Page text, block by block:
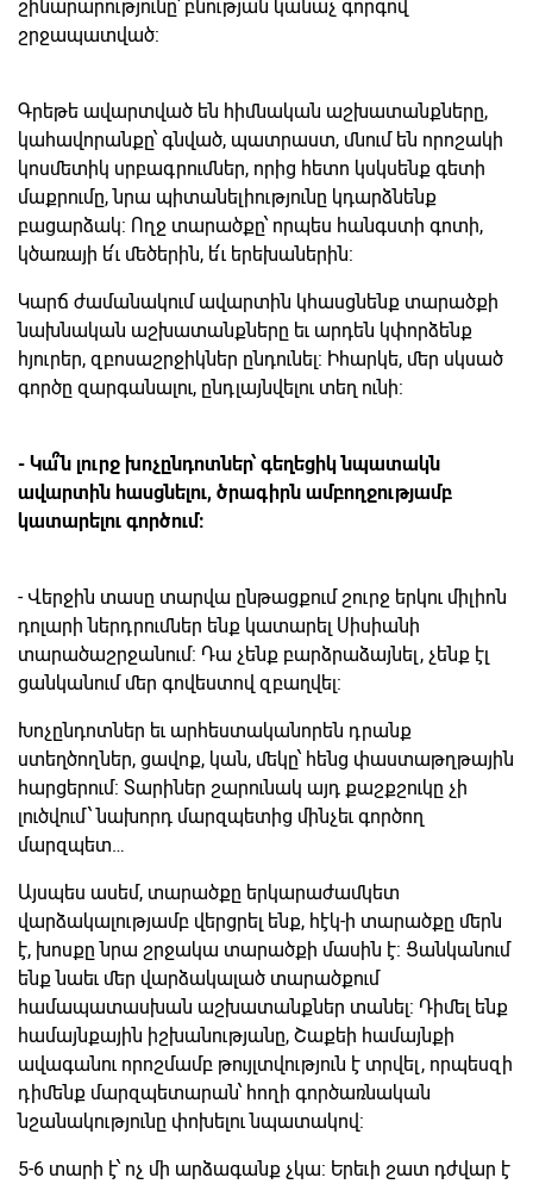
շինարարությունը՝ բնության կանաչ գորգով
շրջապատված:
Գրեթե ավարտված են հիմնական աշխատանքները,
կահավորանքը՝ գնված, պատրաստ, մնում են որոշակի
կոսմետիկ սրբագրումներ, որից հետո կսկսենք գետի
մաքրումը, նրա պիտանելիությունը կդարձնենք
բացարձակ: Ողջ տարածքը՝ որպես հանգստի գոտի,
կծառայի ե՛ւ մեծերին, ե՛ւ երեխաներին:
Կարճ ժամանակում ավարտին կհասցնենք տարածքի
նախնական աշխատանքները եւ արդեն կփորձենք
հյուրեր, զբոսաշրջիկներ ընդունել: Իհարկե, մեր սկսած
գործը զարգանալու, ընդլայնվելու տեղ ունի:
- Կա՞ն լուրջ խոչընդոտներ՝ գեղեցիկ նպատակն
ավարտին հասցնելու, ծրագիրն ամբողջությամբ
կատարելու գործում:
- Վերջին տասը տարվա ընթացքում շուրջ երկու միլիոն
դոլարի ներդրումներ ենք կատարել Սիսիանի
տարածաշրջանում: Դա չենք բարձրաձայնել, չենք էլ
ցանկանում մեր գովեստով զբաղվել:
Խոչընդոտներ եւ արհեստականորեն դրանք
ստեղծողներ, ցավոք, կան, մեկը՝ հենց փաստաթղթային
հարցերում: Տարիներ շարունակ այդ քաշքշուկը չի
լուծվում՝ նախորդ մարզպետից մինչեւ գործող
մարզպետ…
Այսպես ասեմ, տարածքը երկարաժամկետ
վարձակալությամբ վերցրել ենք, հէկ-ի տարածքը մերն
է, խոսքը նրա շրջակա տարածքի մասին է: Ցանկանում
ենք նաեւ մեր վարձակալած տարածքում
համապատասխան աշխատանքներ տանել: Դիմել ենք
համայնքային իշխանությանը, Շաքեի համայնքի
ավագանու որոշմամբ թույլտվություն է տրվել, որպեսզի
դիմենք մարզպետարան՝ հողի գործառնական
նշանակությունը փոխելու նպատակով:
5-6 տարի է՝ ոչ մի արձագանք չկա: Երեւի շատ դժվար է